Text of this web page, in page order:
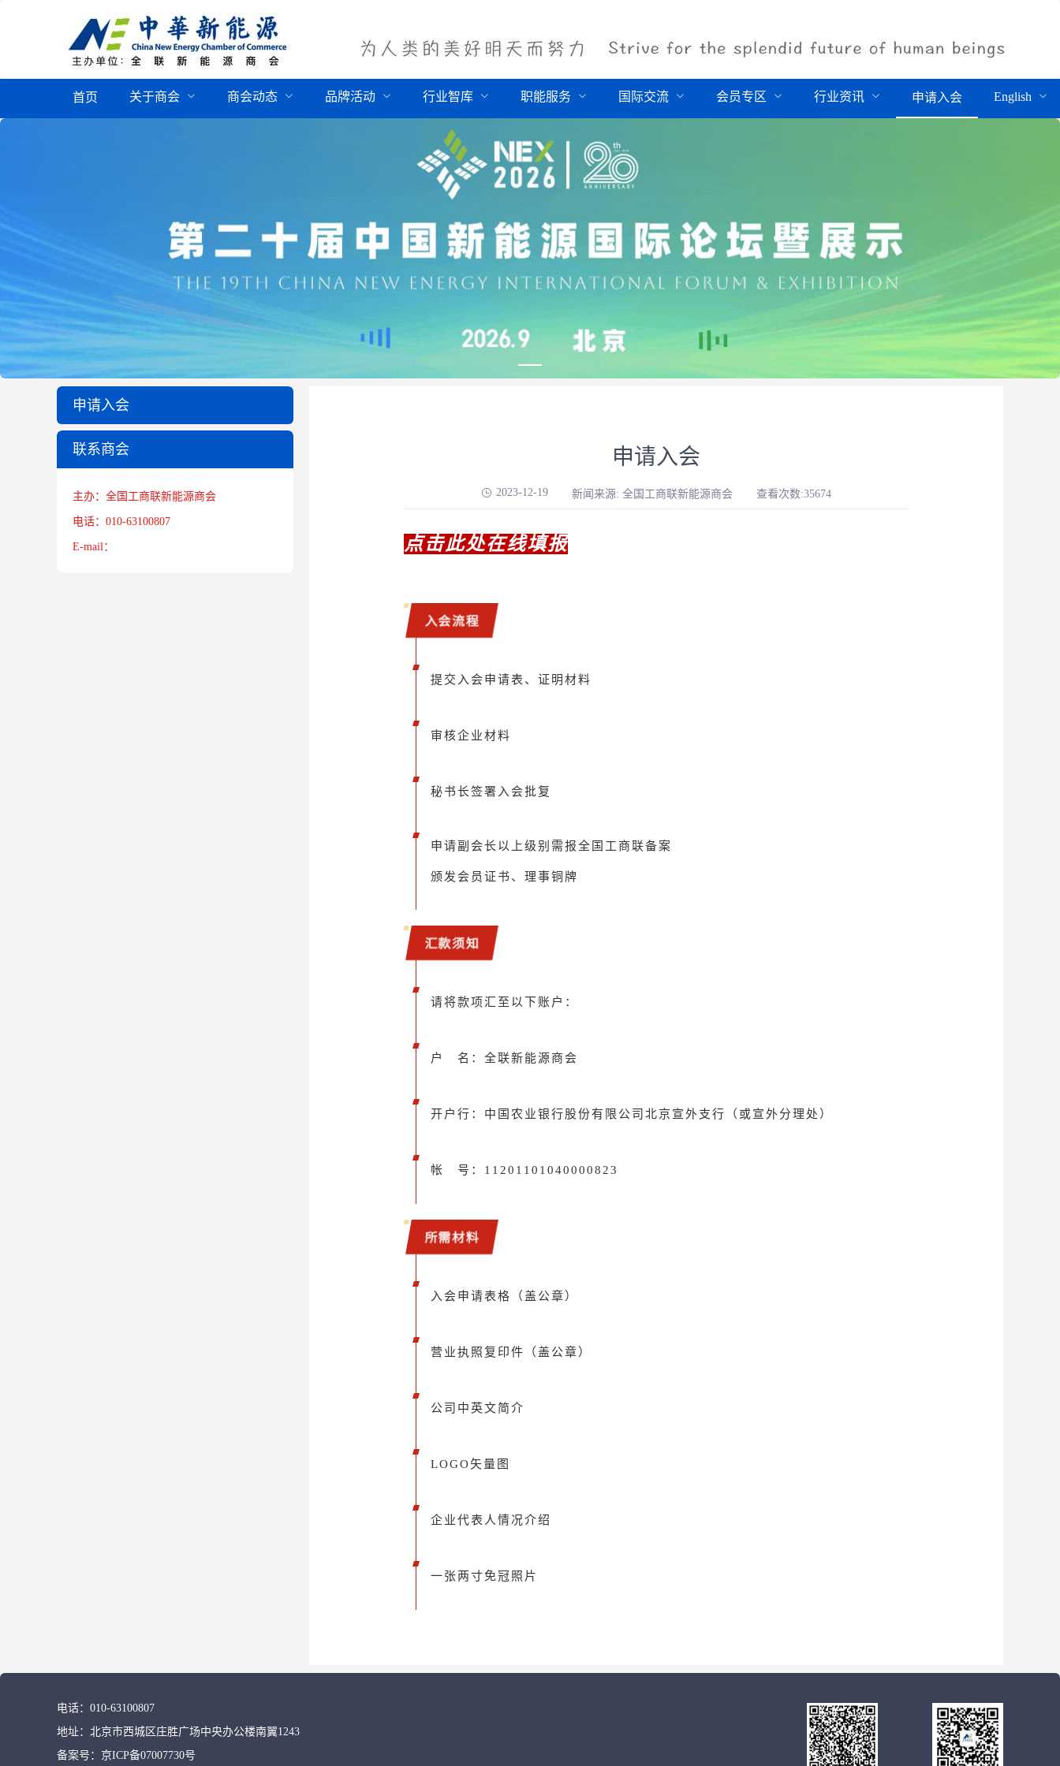
首页 关于商会 商会动态 品牌活动 行业智库 职能服务 国际交流 会员专区 行业资讯 申请入会 English
申请入会
联系商会
主办：全国工商联新能源商会
电话：010-63100807
E-mail：
申请入会
2023-12-19 新闻来源: 全国工商联新能源商会 查看次数:35674
点击此处在线填报
入会流程
提交入会申请表、证明材料
审核企业材料
秘书长签署入会批复
申请副会长以上级别需报全国工商联备案
颁发会员证书、理事铜牌
汇款须知
请将款项汇至以下账户：
户 名：全联新能源商会
开户行：中国农业银行股份有限公司北京宣外支行（或宣外分理处）
帐 号：11201101040000823
所需材料
入会申请表格（盖公章）
营业执照复印件（盖公章）
公司中英文简介
LOGO矢量图
企业代表人情况介绍
一张两寸免冠照片
电话： 010-63100807
地址： 北京市西城区庄胜广场中央办公楼南翼1243
备案号： 京ICP备07007730号